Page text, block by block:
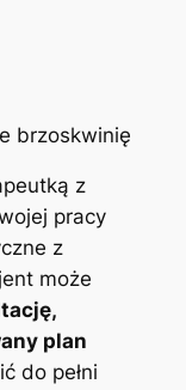
z
pracy
z
może
plan
do pełni